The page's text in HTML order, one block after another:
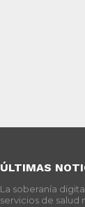
ÚLTIMAS
La soberanía
servicios de salud